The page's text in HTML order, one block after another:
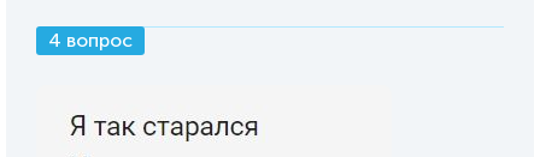
4 вопрос